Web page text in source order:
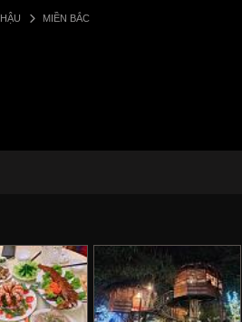
MIỀN BẮC